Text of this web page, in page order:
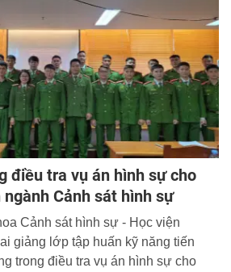
điều tra vụ án hình sự cho
Cảnh sát hình sự
Cảnh sát hình sự - Học viện
giảng lớp tập huấn kỹ năng tiến
trong điều tra vụ án hình sự cho